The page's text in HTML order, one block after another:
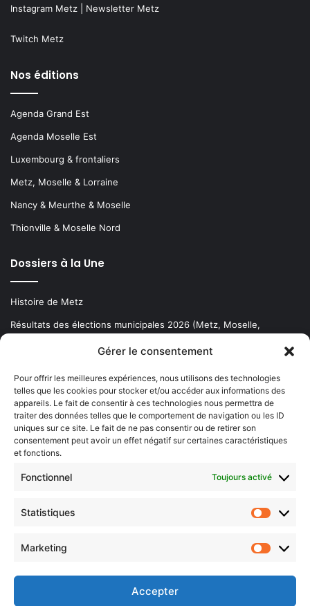
Gérer le consentement
Pour offrir les meilleures expériences, nous utilisons des technologies
telles que les cookies pour stocker et/ou accéder aux informations des
appareils. Le fait de consentir à ces technologies nous permettra de
traiter des données telles que le comportement de navigation ou les ID
uniques sur ce site. Le fait de ne pas consentir ou de retirer son
consentement peut avoir un effet négatif sur certaines caractéristiques
et fonctions.
Fonctionnel Toujours activé
Statistiques
Marketing
Accepter
Instagram Metz Newsletter Metz
Twitch Metz
Nos éditions
Agenda Grand Est
Agenda Moselle Est
Luxembourg & frontaliers
Metz, Moselle & Lorraine
Nancy & Meurthe & Moselle
Thionville & Moselle Nord
Dossiers à la Une
Histoire de Metz
Résultats des élections municipales 2026 (Metz, Moselle,
Newsletter gratuite
Choisissez : matin, soir ou hebdo ?
votre